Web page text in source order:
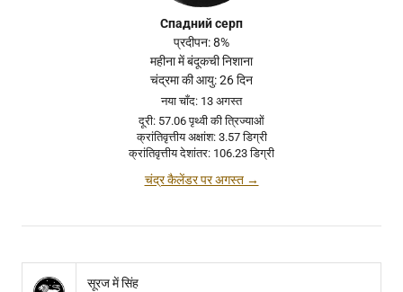
Спадний серп
प्रदीपन: 8%
महीना में बंदूकची निशाना
चंद्रमा की आयु: 26 दिन
नया चाँद: 13 अगस्त
दूरी: 57.06 पृथ्वी की त्रिज्याओं
क्रांतिवृत्तीय अक्षांश: 3.57 डिग्री
क्रांतिवृत्तीय देशांतर: 106.23 डिग्री
चंद्र कैलेंडर पर अगस्त →
सूरज में सिंह